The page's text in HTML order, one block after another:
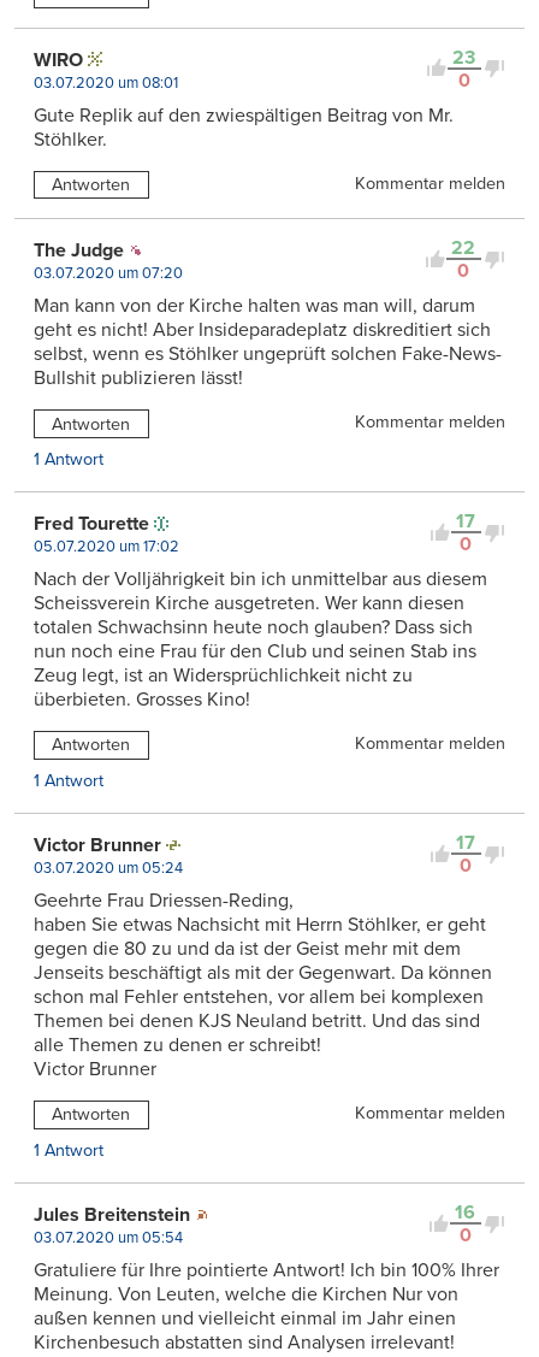
23
0
WIRO
03.07.2020 um 08:01
Gute Replik auf den zwiespältigen Beitrag von Mr.
Stöhlker.
Antworten Kommentar melden
22
0
The Judge
03.07.2020 um 07:20
Man kann von der Kirche halten was man will, darum
geht es nicht! Aber Insideparadeplatz diskreditiert sich
selbst, wenn es Stöhlker ungeprüft solchen Fake-News-
Bullshit publizieren lässt!
Antworten
Kommentar melden
1 Antwort
17
0
Fred Tourette
05.07.2020 um 17:02
Nach der Volljährigkeit bin ich unmittelbar aus diesem
Scheissverein Kirche ausgetreten. Wer kann diesen
totalen Schwachsinn heute noch glauben? Dass sich
nun noch eine Frau für den Club und seinen Stab ins
Zeug legt, ist an Widersprüchlichkeit nicht zu
überbieten. Grosses Kino!
Antworten
Kommentar melden
1 Antwort
17
0
Victor Brunner
03.07.2020 um 05:24
Geehrte Frau Driessen-Reding,
haben Sie etwas Nachsicht mit Herrn Stöhlker, er geht
gegen die 80 zu und da ist der Geist mehr mit dem
Jenseits beschäftigt als mit der Gegenwart. Da können
schon mal Fehler entstehen, vor allem bei komplexen
Themen bei denen KJS Neuland betritt. Und das sind
alle Themen zu denen er schreibt!
Victor Brunner
Antworten
Kommentar melden
1 Antwort
16
0
Jules Breitenstein
03.07.2020 um 05:54
Gratuliere für Ihre pointierte Antwort! Ich bin 100% Ihrer
Meinung. Von Leuten, welche die Kirchen Nur von
außen kennen und vielleicht einmal im Jahr einen
Kirchenbesuch abstatten sind Analysen irrelevant!